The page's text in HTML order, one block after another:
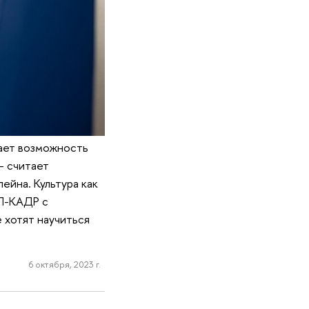
возможность
считает
Культура как
КАДР с
научиться
6 октября, 2023 г.